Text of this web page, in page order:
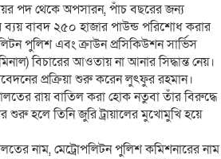
পদ থেকে অপসারন, পাঁচ বছরের জন্য
ব্যয় বাবদ ২৫০ হাজার পাউন্ড পরিশোধ করার
পুলিশ এবং ক্রাউন প্রসিকিউশন সার্ভিস
বিচারের আওতায় না আনার সিদ্ধান্ত নেয়।
প্রক্রিয়া শুরু করেন লুৎফুর রহমান।
রায় বাতিল করা হোক নতুবা তাঁর বিরুদ্ধে
শুরু হলে তিনি জুরি ট্রায়ালের মুখোমুখি হয়ে
নাম, মেট্রোপলিটন পুলিশ কমিশনারের নাম